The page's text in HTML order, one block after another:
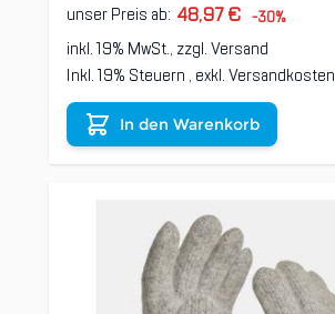
unser Preis ab: 48,97 € -30%
inkl. 19% MwSt., zzgl.Versand
Inkl. 19% Steuern , exkl.Versandkosten
In den Warenkorb